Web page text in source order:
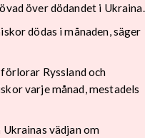
över dödandet i Ukraina.
dödas i månaden, säger
Ryssland och
varje månad, mestadels
vädjan om